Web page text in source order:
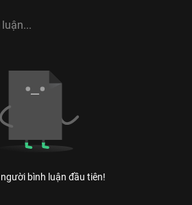
bình luận đầu tiên!